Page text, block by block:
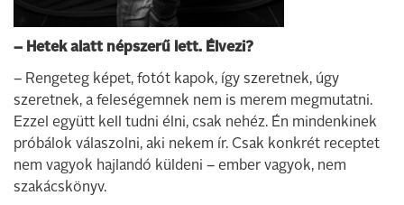
– Hetek alatt népszerű lett. Élvezi?
– Rengeteg képet, fotót kapok, így szeretnek, úgy
szeretnek, a feleségemnek nem is merem megmutatni.
Ezzel együtt kell tudni élni, csak nehéz. Én mindenkinek
próbálok válaszolni, aki nekem ír. Csak konkrét receptet
nem vagyok hajlandó küldeni – ember vagyok, nem
szakácskönyv.